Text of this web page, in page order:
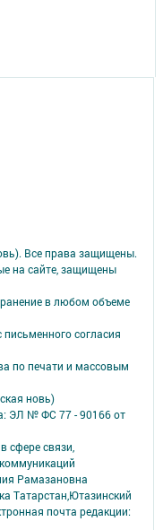
Все права защищены.
на сайте, защищены
в любом объеме
согласия
по печати и массовым
новь)
ЭЛ № ФС 77 - 90166 от
сфере связи,
Рамазановна
Татарстан,Ютазинский
почта редакции: